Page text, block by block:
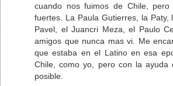
cuando nos fuimos de Chile, pero
fuertes. La Paula Gutierres, la Paty,
Pavel, el Juancri Meza, el Paulo
amigos que nunca mas vi. Me
que estaba en el Latino en esa
Chile, como yo, pero con la ayuda
posible.